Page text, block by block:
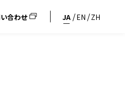
合わせ JA EN ZH